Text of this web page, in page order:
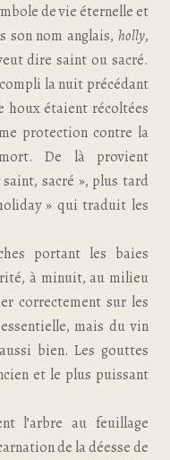
de vie éternelle et
son nom anglais, holly,
dire saint ou sacré.
la nuit précédant
houx étaient récoltées
protection contre la
De là provient
saint, sacré », plus tard
» qui traduit les
portant les baies
à minuit, au milieu
correctement sur les
mais du vin
bien. Les gouttes
et le plus puissant
l’arbre au feuillage
de la déesse de